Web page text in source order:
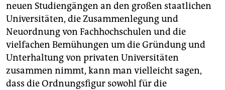
neuen Studiengängen an den großen staatlichen
Universitäten, die Zusammenlegung und
Neuordnung von Fachhochschulen und die
vielfachen Bemühungen um die Gründung und
Unterhaltung von privaten Universitäten
zusammen nimmt, kann man vielleicht sagen,
dass die Ordnungsfigur sowohl für die